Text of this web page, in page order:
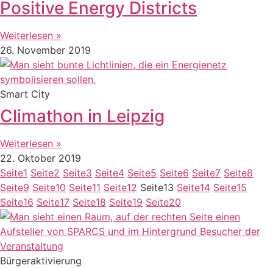
Positive Energy Districts
Weiterlesen »
26. November 2019
Smart City
Climathon in Leipzig
Weiterlesen »
22. Oktober 2019
Seite1 Seite2 Seite3 Seite4 Seite5 Seite6 Seite7 Seite8
Seite9 Seite10 Seite11 Seite12 Seite13 Seite14 Seite15
Seite16 Seite17 Seite18 Seite19 Seite20
Bürgeraktivierung